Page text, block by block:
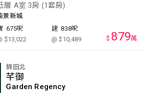
層 A室 3房 (1套房)
景新城
675呎
$13,022
建 838呎
@ $10,489
$ 879萬
錦田北
芊御
Garden Regency